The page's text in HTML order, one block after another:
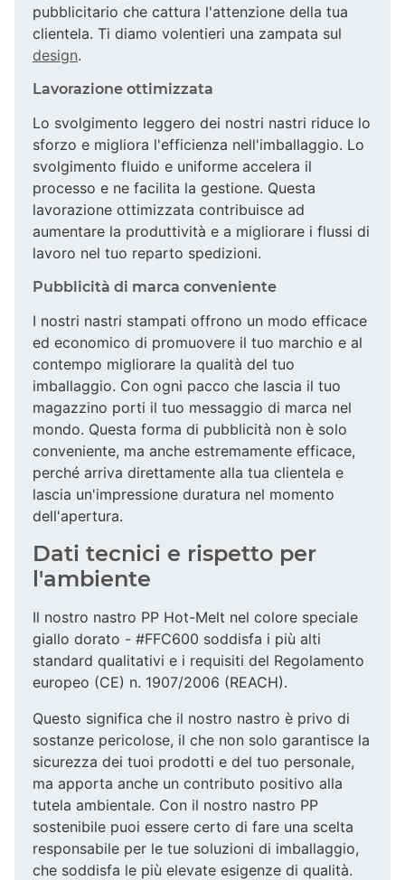
pubblicitario che cattura l'attenzione della tua
clientela. Ti diamo volentieri una zampata sul
design.
Lavorazione ottimizzata
Lo svolgimento leggero dei nostri nastri riduce lo
sforzo e migliora l'efficienza nell'imballaggio. Lo
svolgimento fluido e uniforme accelera il
processo e ne facilita la gestione. Questa
lavorazione ottimizzata contribuisce ad
aumentare la produttività e a migliorare i flussi di
lavoro nel tuo reparto spedizioni.
Pubblicità di marca conveniente
I nostri nastri stampati offrono un modo efficace
ed economico di promuovere il tuo marchio e al
contempo migliorare la qualità del tuo
imballaggio. Con ogni pacco che lascia il tuo
magazzino porti il tuo messaggio di marca nel
mondo. Questa forma di pubblicità non è solo
conveniente, ma anche estremamente efficace,
perché arriva direttamente alla tua clientela e
lascia un'impressione duratura nel momento
dell'apertura.
Dati tecnici e rispetto per
l'ambiente
Il nostro nastro PP Hot-Melt nel colore speciale
giallo dorato - #FFC600 soddisfa i più alti
standard qualitativi e i requisiti del Regolamento
europeo (CE) n. 1907/2006 (REACH).
Questo significa che il nostro nastro è privo di
sostanze pericolose, il che non solo garantisce la
sicurezza dei tuoi prodotti e del tuo personale,
ma apporta anche un contributo positivo alla
tutela ambientale. Con il nostro nastro PP
sostenibile puoi essere certo di fare una scelta
responsabile per le tue soluzioni di imballaggio,
che soddisfa le più elevate esigenze di qualità.